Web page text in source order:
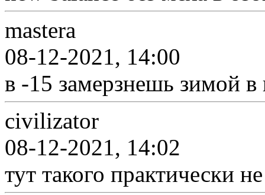
mastera
08-12-2021, 14:00
в -15 замерзнешь зимой в
civilizator
08-12-2021, 14:02
тут такого практически